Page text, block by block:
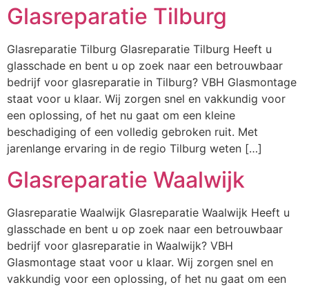
Glasreparatie Tilburg
Glasreparatie Tilburg Glasreparatie Tilburg Heeft u
glasschade en bent u op zoek naar een betrouwbaar
bedrijf voor glasreparatie in Tilburg? VBH Glasmontage
staat voor u klaar. Wij zorgen snel en vakkundig voor
een oplossing, of het nu gaat om een kleine
beschadiging of een volledig gebroken ruit. Met
jarenlange ervaring in de regio Tilburg weten […]
Glasreparatie Waalwijk
Glasreparatie Waalwijk Glasreparatie Waalwijk Heeft u
glasschade en bent u op zoek naar een betrouwbaar
bedrijf voor glasreparatie in Waalwijk? VBH
Glasmontage staat voor u klaar. Wij zorgen snel en
vakkundig voor een oplossing, of het nu gaat om een